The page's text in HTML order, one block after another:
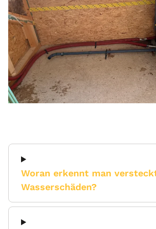
Woran erkennt man
Wasserschäden?